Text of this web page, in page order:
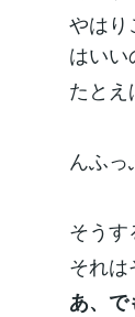
やはり
はいい
たとえ
んふ
そう
それは
あ、